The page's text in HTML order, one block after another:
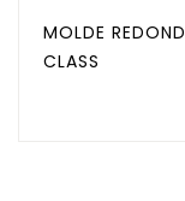
MOLDE
CLASS